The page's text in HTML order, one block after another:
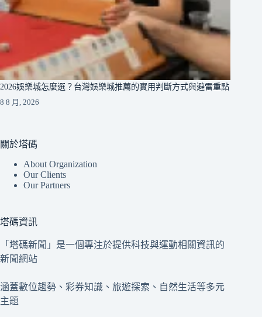
2026娛樂城怎麼選？台灣娛樂城推薦的實用判斷方式與避雷重點
8 8 月, 2026
關於塔碼
About Organization
Our Clients
Our Partners
塔碼資訊
「塔碼新聞」是一個專注於提供科技與運動相關資訊的
新聞網站
涵蓋數位趨勢、彩券知識、旅遊探索、自然生活等多元
主題